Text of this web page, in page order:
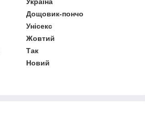
Дощовик-пончо
Унісекс
Жовтий
Так
Новий